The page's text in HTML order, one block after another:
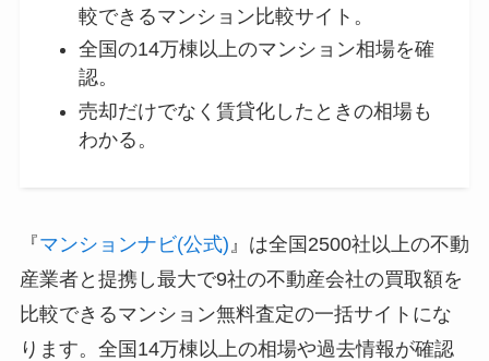
較できるマンション比較サイト。
全国の14万棟以上のマンション相場を確
認。
売却だけでなく賃貸化したときの相場も
わかる。
『マンションナビ(公式) 』は全国2500社以上の不動
産業者と提携し最大で9社の不動産会社の買取額を
比較できるマンション無料査定の一括サイトにな
ります。全国14万棟以上の相場や過去情報が確認